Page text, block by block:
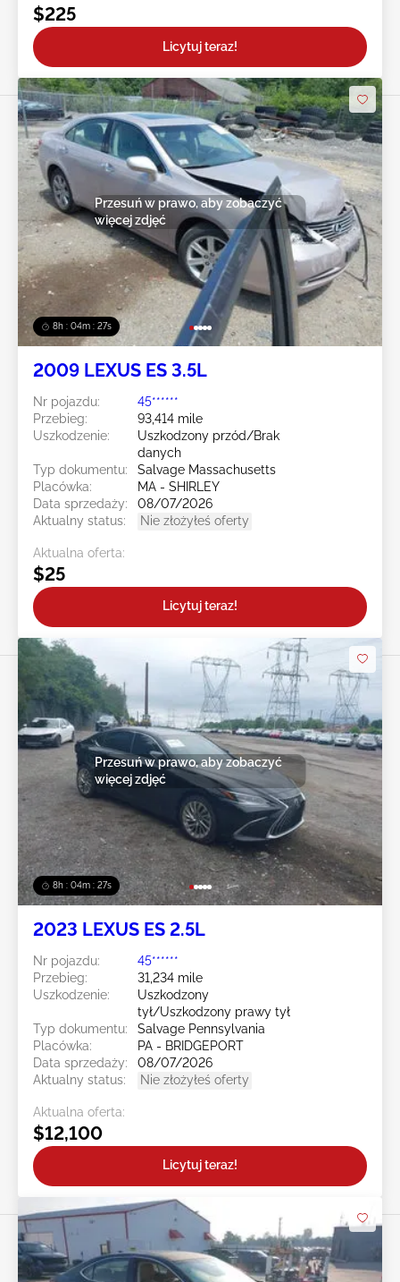
$225
Licytuj teraz!
8h : 04m : 24s
Przesuń w prawo, aby zobaczyć
więcej zdjęć
2009 LEXUS ES 3.5L
Nr pojazdu:
45******
Przebieg:
93,414 mile
Uszkodzenie:
Uszkodzony przód/Brak
danych
Typ dokumentu:
Salvage Massachusetts
Placówka:
MA - SHIRLEY
Data sprzedaży:
08/07/2026
Aktualny status:
Nie złożyłeś oferty
Aktualna oferta:
$25
Licytuj teraz!
8h : 04m : 24s
Przesuń w prawo, aby zobaczyć
więcej zdjęć
2023 LEXUS ES 2.5L
Nr pojazdu:
45******
Przebieg:
31,234 mile
Uszkodzenie:
Uszkodzony
tył/Uszkodzony prawy tył
Typ dokumentu:
Salvage Pennsylvania
Placówka:
PA - BRIDGEPORT
Data sprzedaży:
08/07/2026
Aktualny status:
Nie złożyłeś oferty
Aktualna oferta:
$12,100
Licytuj teraz!